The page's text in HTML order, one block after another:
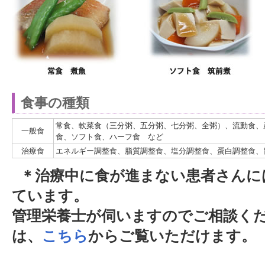
食事の種類
一般食
常食、軟菜食（三分粥、五分粥、七分粥、全粥）、流動食
食、ソフト食、ハーフ食 など
治療食
エネルギー調整食、脂質調整食、塩分調整食、蛋白調整食
＊治療中に食が進まない患者さん
ています。
管理栄養士が伺いますのでご相談く
は、
こちらからご覧いただけます。